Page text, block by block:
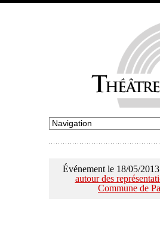
Événement le 18/05/
autour des
Commune de